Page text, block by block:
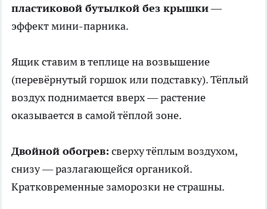
пластиковой бутылкой без крышки—
эффект мини-парника.
Ящик ставим в теплице на возвышение
(перевёрнутый горшок или подставку). Тёплый
воздух поднимается вверх — растение
оказывается в самой тёплой зоне.
Двойной обогрев: сверху тёплым воздухом,
снизу — разлагающейся органикой.
Кратковременные заморозки не страшны.